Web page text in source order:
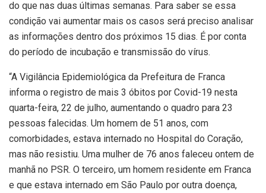
do que nas duas últimas semanas. Para saber se essa
condição vai aumentar mais os casos será preciso analisar
as informações dentro dos próximos 15 dias. É por conta
do período de incubação e transmissão do vírus.
“A Vigilância Epidemiológica da Prefeitura de Franca
informa o registro de mais 3 óbitos por Covid-19 nesta
quarta-feira, 22 de julho, aumentando o quadro para 23
pessoas falecidas. Um homem de 51 anos, com
comorbidades, estava internado no Hospital do Coração,
mas não resistiu. Uma mulher de 76 anos faleceu ontem de
manhã no PSR. O terceiro, um homem residente em Franca
e que estava internado em São Paulo por outra doença,